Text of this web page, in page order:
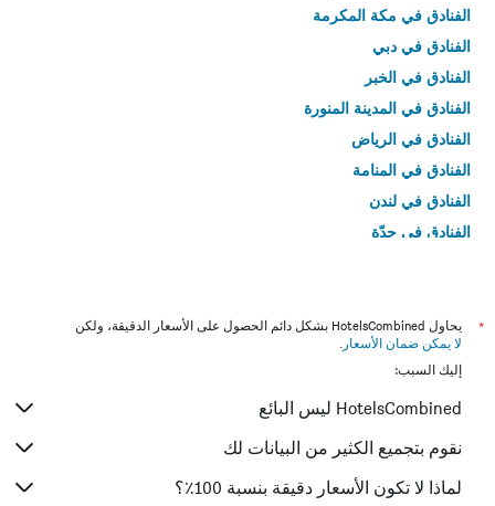
الفنادق في مكة المكرمة
الفنادق في دبي
الفنادق في الخبر
الفنادق في المدينة المنورة
الفنادق في الرياض
الفنادق في المنامة
الفنادق في لندن
الفنادق في جدّة
*
يحاول HotelsCombined بشكل دائم الحصول على الأسعار الدقيقة، ولكن
لا يمكن ضمان الأسعار .
إليك السبب:
HotelsCombined ليس البائع
نقوم بتجميع الكثير من البيانات لك
لماذا لا تكون الأسعار دقيقة بنسبة 100٪؟